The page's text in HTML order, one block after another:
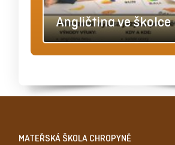
Angličtina ve školce
MATEŘSKÁ ŠKOLA CHROPYNĚ